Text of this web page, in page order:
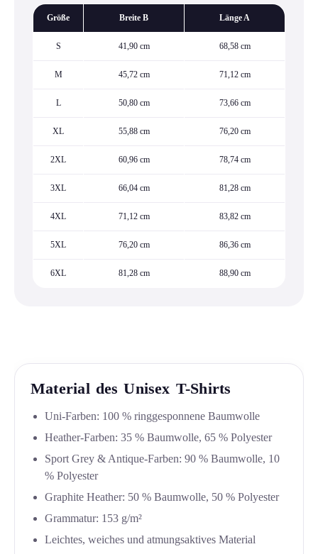
Größe Breite B Länge A
S 41,90 cm 68,58 cm
M 45,72 cm 71,12 cm
L 50,80 cm 73,66 cm
XL 55,88 cm 76,20 cm
2XL 60,96 cm 78,74 cm
3XL 66,04 cm 81,28 cm
4XL 71,12 cm 83,82 cm
5XL 76,20 cm 86,36 cm
6XL 81,28 cm 88,90 cm
Material des Unisex T-Shirts
Uni-Farben: 100 % ringgesponnene Baumwolle
Heather-Farben: 35 % Baumwolle, 65 % Polyester
Sport Grey & Antique-Farben: 90 % Baumwolle, 10
% Polyester
Graphite Heather: 50 % Baumwolle, 50 % Polyester
Grammatur: 153 g/m²
Leichtes, weiches und atmungsaktives Material